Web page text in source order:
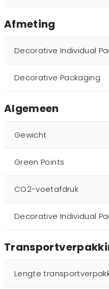
Afmeting
Decorative Individual
Decorative Packaging
Algemeen
Gewicht
Green Points
CO2-voetafdruk
Decorative Individual
Lengte